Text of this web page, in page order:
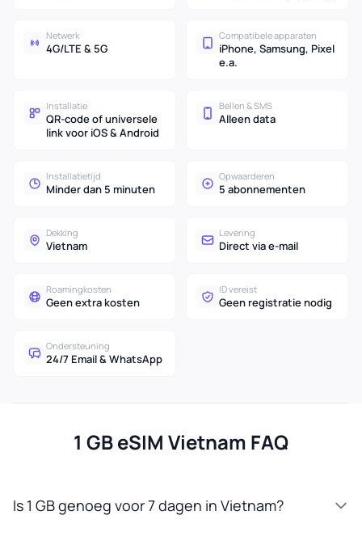
Netwerk
4G/LTE & 5G
Compatibele apparaten
iPhone, Samsung, Pixel
e.a.
Installatie
QR-code of universele
link voor iOS & Android
Bellen & SMS
Alleen data
Installatietijd
Minder dan 5 minuten
Opwaarderen
5 abonnementen
Dekking
Vietnam
Levering
Direct via e-mail
Roamingkosten
Geen extra kosten
ID vereist
Geen registratie nodig
Ondersteuning
24/7 Email & WhatsApp
1 GB eSIM Vietnam FAQ
Is 1 GB genoeg voor 7 dagen in Vietnam?